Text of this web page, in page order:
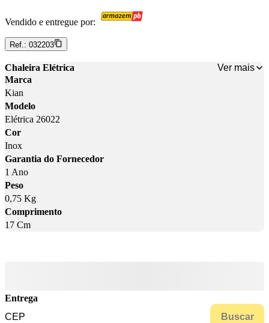
Vendido e entregue por:
Ref.: 032203
Chaleira Elétrica
Ver mais
Marca
Kian
Modelo
Elétrica 26022
Cor
Inox
Garantia do Fornecedor
1 Ano
Peso
0,75 Kg
Comprimento
17 Cm
Entrega
Buscar